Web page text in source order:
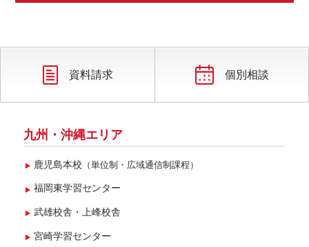
2019年4月(4)
2019年3月(1)
資料請求 個別相談
九州・沖縄エリア
鹿児島本校 （単位制・広域通信制課程）
福岡東学習センター
武雄校舎・上峰校舎
宮崎学習センター